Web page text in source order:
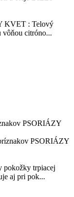
KVET : Telový
vôňou citróno...
PSORIÁZY
pokožky trpiacej
aj pri pok...